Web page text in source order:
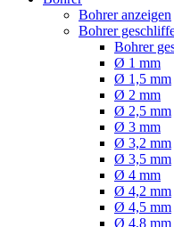
Bohrer anzeigen
Bohrer
Bohrer
Ø 1 mm
Ø 1,5 mm
Ø 2 mm
Ø 2,5 mm
Ø 3 mm
Ø 3,2 mm
Ø 3,5 mm
Ø 4 mm
Ø 4,2 mm
Ø 4,5 mm
Ø 4,8 mm